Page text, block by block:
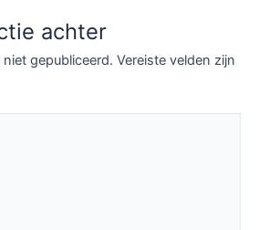
achter
gepubliceerd. Vereiste velden zijn